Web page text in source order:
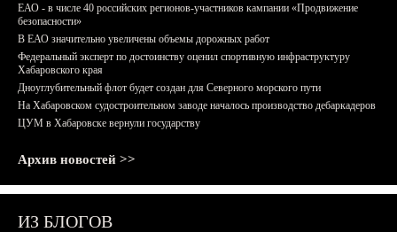
ЕАО - в числе 40 российских регионов-участников кампании «Продвижение
безопасности»
В ЕАО значительно увеличены объемы дорожных работ
Федеральный эксперт по достоинству оценил спортивную инфраструктуру
Хабаровского края
Дноуглубительный флот будет создан для Северного морского пути
На Хабаровском судостроительном заводе началось производство дебаркадеров
ЦУМ в Хабаровске вернули государству
Архив новостей >>
ИЗ БЛОГОВ